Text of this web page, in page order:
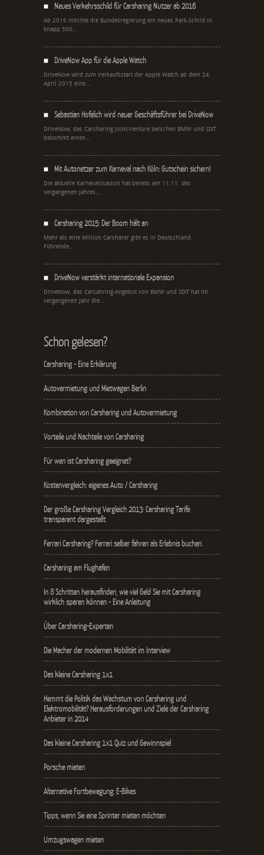
Neues Verkehrsschild für Carsharing Nutzer ab 2016
Ab 2016 möchte die Bundesregierung ein neues Park-Schild in
knapp 500...
DriveNow App für die Apple Watch
DriveNow wird zum Verkaufsstart der Apple Watch ab dem 24.
April 2015 eine...
Sebastian Hofelich wird neuer Geschäftsführer bei DriveNow
DriveNow, das Carsharing Joint-Venture zwischen BMW und SIXT
bekommt einen...
Mit Autonetzer zum Karneval nach Köln: Gutschein sichern!
Die aktuelle Karnevalssaison hat bereits am 11.11. des
vergangenen Jahres...
Carsharing 2015: Der Boom hält an
Mehr als eine Million Carsharer gibt es in Deutschland.
Führende...
DriveNow verstärkt internationale Expansion
DriveNow, das Carsahring-Angebot von BMW und SIXT hat im
vergangenen Jahr die...
Schon gelesen?
Carsharing - Eine Erklärung
Autovermietung und Mietwagen Berlin
Kombination von Carsharing und Autovermietung
Vorteile und Nachteile von Carsharing
Für wen ist Carsharing geeignet?
Kostenvergleich: eigenes Auto / Carsharing
Der große Carsharing Vergleich 2013: Carsharing Tarife
transparent dargestellt
Ferrari Carsharing? Ferrari selber fahren als Erlebnis buchen.
Carsharing am Flughafen
In 8 Schritten herausfinden, wie viel Geld Sie mit Carsharing
wirklich sparen können - Eine Anleitung
Über Carsharing-Experten
Die Macher der modernen Mobilität im Interview
Das kleine Carsharing 1x1
Hemmt die Politik das Wachstum von Carsharing und
Elektromobilität? Herausforderungen und Ziele der Carsharing
Anbieter in 2014
Das kleine Carsharing 1x1 Quiz und Gewinnspiel
Porsche mieten
Alternative Fortbewegung: E-Bikes
Tipps, wenn Sie eine Sprinter mieten möchten
Umzugswagen mieten